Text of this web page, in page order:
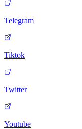
Telegram
Tiktok
Twitter
Youtube